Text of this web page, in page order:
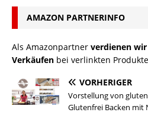
AMAZON PARTNERINFO
Als Amazonpartner verdienen
Verkäufen bei verlinkten
VORHERIGER
Vorstellung von
Glutenfrei Backen mit